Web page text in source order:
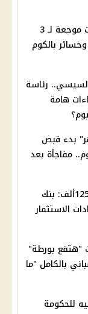
احذر لو برجك منهم؟ صدمات موجعة لـ 3
بالكوم
رئاسة
هامة
بدء قبض
اليوم.. مفاجأة بعد
لو محوش 50 ألف هتقبض 125ألف: بنك
الاستثمار
"هتقع بورطة"
بالكامل "ما
للحكومة